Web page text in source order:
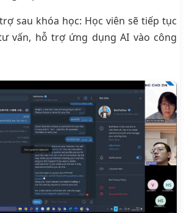
sau khóa học: Học viên sẽ tiếp tục
vấn, hỗ trợ ứng dụng AI vào công